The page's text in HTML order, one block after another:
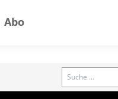
Abo
Search